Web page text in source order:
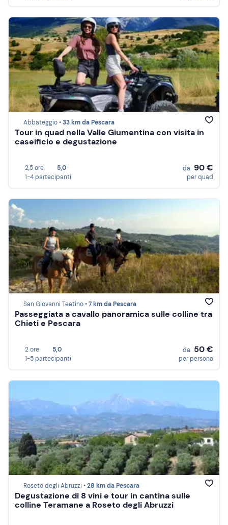
Abbateggio •33 km da Pescara
Tour in quad nella Valle Giumentina con visita in
caseificio e degustazione
2,5 ore
5,0
1-4 partecipanti
da 90 €
per quad
San Giovanni Teatino •7 km da Pescara
Passeggiata a cavallo panoramica sulle colline tra
Chieti e Pescara
2 ore
5,0
1-5 partecipanti
da 50 €
per persona
Roseto degli Abruzzi •28 km da Pescara
Degustazione di 8 vini e tour in cantina sulle
colline Teramane a Roseto degli Abruzzi